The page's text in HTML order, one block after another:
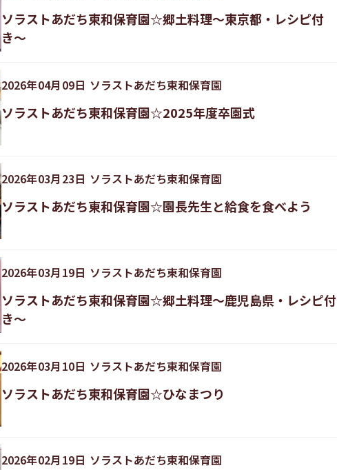
ソラストあだち東和保育園☆郷土料理〜東京都・レシピ付
き〜
2026年04月09日 ソラストあだち東和保育園
ソラストあだち東和保育園☆2025年度卒園式
2026年03月23日 ソラストあだち東和保育園
ソラストあだち東和保育園☆園長先生と給食を食べよう
2026年03月19日 ソラストあだち東和保育園
ソラストあだち東和保育園☆郷土料理～鹿児島県・レシピ付
き～
2026年03月10日 ソラストあだち東和保育園
ソラストあだち東和保育園☆ひなまつり
2026年02月19日 ソラストあだち東和保育園